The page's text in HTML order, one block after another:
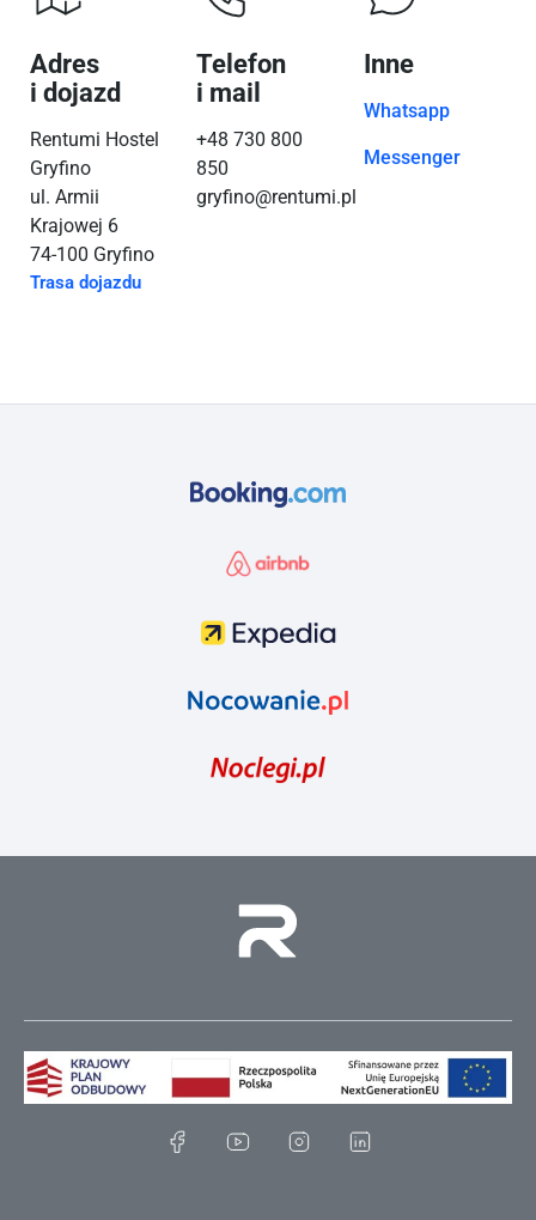
Adres
i dojazd
Rentumi Hostel
Gryfino
ul. Armii
Krajowej 6
74-100 Gryfino
Trasa dojazdu
Telefon
i mail
+48 730 800
850
gryfino@rentumi.pl
Inne
Whatsapp
Messenger